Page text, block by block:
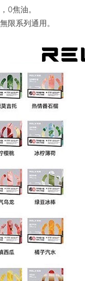
0焦油。
限系列通用。